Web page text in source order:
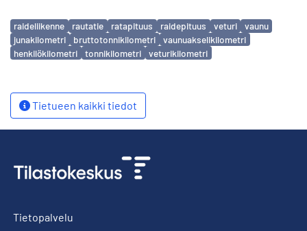
Avainsanat
raideliikenne rautatie ratapituus raidepituus veturi
vaunu
junakilometri
bruttotonnikilometri
vaunuakselikilometri
henkilökilometri
tonnikilometri veturikilometri
Tietueen kaikki tiedot
Tietopalvelu